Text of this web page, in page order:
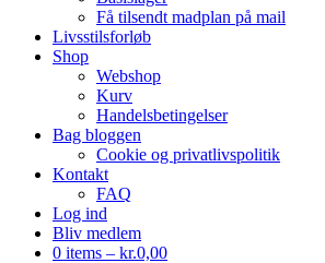
Få tilsendt madplan på mail
Livsstilsforløb
Shop
Webshop
Kurv
Handelsbetingelser
Bag bloggen
Cookie og privatlivspolitik
Kontakt
FAQ
Log ind
Bliv medlem
0 items – kr.0,00